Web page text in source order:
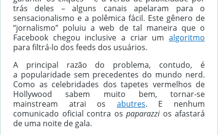
trás deles – alguns canais apelaram para o
sensacionalismo e a polêmica fácil. Este gênero de
“jornalismo” poluiu a web de tal maneira que o
Facebook chegou inclusive a criar um algoritmo
para filtrá-lo dos feeds dos usuários.
A principal razão do problema, contudo, é
a popularidade sem precedentes do mundo nerd.
Como as celebridades dos tapetes vermelhos de
Hollywood sabem muito bem, tornar-se
mainstream atrai os abutres. E nenhum
comunicado oficial contra os paparazzi os afastará
de uma noite de gala.